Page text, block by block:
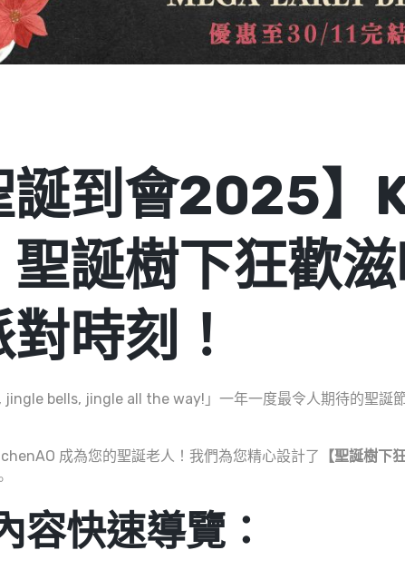
誕到會2025
聖誕樹下狂歡
時刻！
jingle bells, jingle all the way!」一年一度最令人期待的聖誕
成為您的聖誕老人！我們為您精心設計了 【聖誕樹下
容快速導覽：